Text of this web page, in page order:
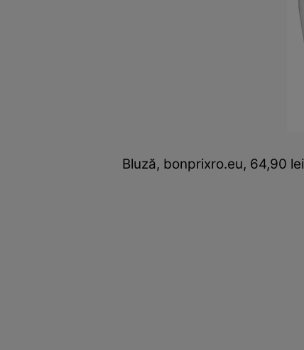
Bluză, bonprixro.eu, 64,90 lei